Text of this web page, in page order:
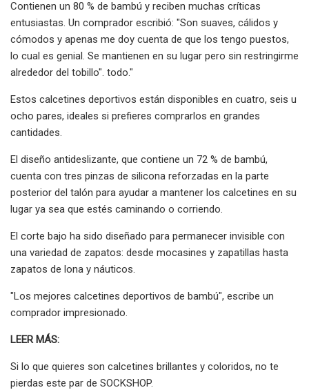
Contienen un 80 % de bambú y reciben muchas críticas
entusiastas. Un comprador escribió: "Son suaves, cálidos y
cómodos y apenas me doy cuenta de que los tengo puestos,
lo cual es genial. Se mantienen en su lugar pero sin restringirme
alrededor del tobillo". todo."
Estos calcetines deportivos están disponibles en cuatro, seis u
ocho pares, ideales si prefieres comprarlos en grandes
cantidades.
El diseño antideslizante, que contiene un 72 % de bambú,
cuenta con tres pinzas de silicona reforzadas en la parte
posterior del talón para ayudar a mantener los calcetines en su
lugar ya sea que estés caminando o corriendo.
El corte bajo ha sido diseñado para permanecer invisible con
una variedad de zapatos: desde mocasines y zapatillas hasta
zapatos de lona y náuticos.
"Los mejores calcetines deportivos de bambú", escribe un
comprador impresionado.
LEER MÁS:
Si lo que quieres son calcetines brillantes y coloridos, no te
pierdas este par de SOCKSHOP.